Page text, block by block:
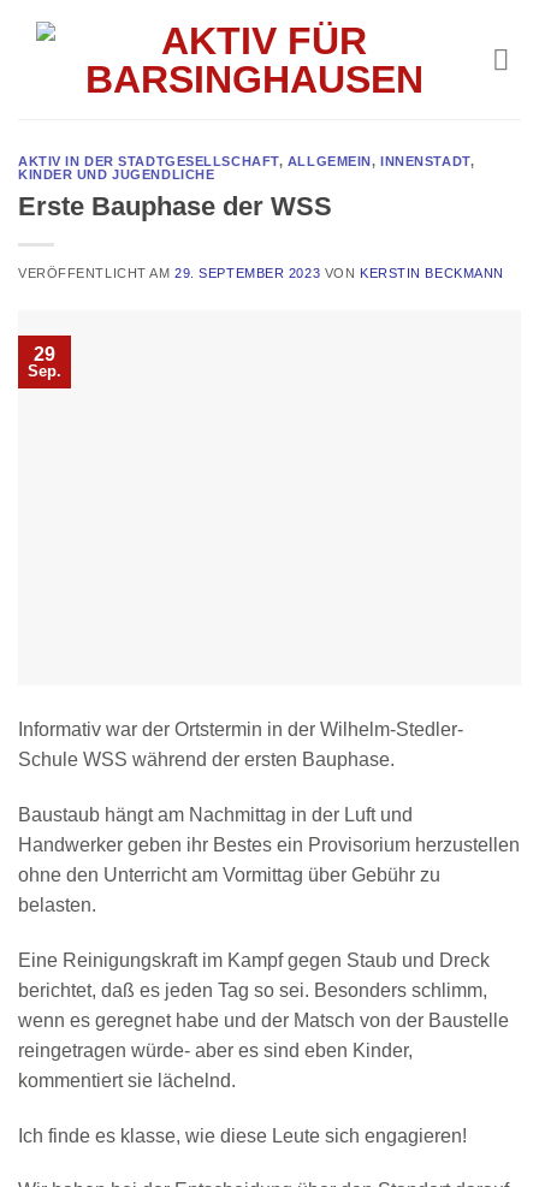
AKTIV IN DER STADTGESELLSCHAFT, ALLGEMEIN,INNENSTADT,
KINDER UND JUGENDLICHE
Erste Bauphase der WSS
VERÖFFENTLICHT AM29. SEPTEMBER 2023 VON KERSTIN BECKMANN
29
Sep.
Informativ war der Ortstermin in der Wilhelm-Stedler-
Schule WSS während der ersten Bauphase.
Baustaub hängt am Nachmittag in der Luft und
Handwerker geben ihr Bestes ein Provisorium herzustellen
ohne den Unterricht am Vormittag über Gebühr zu
belasten.
Eine Reinigungskraft im Kampf gegen Staub und Dreck
berichtet, daß es jeden Tag so sei. Besonders schlimm,
wenn es geregnet habe und der Matsch von der Baustelle
reingetragen würde- aber es sind eben Kinder,
kommentiert sie lächelnd.
Ich finde es klasse, wie diese Leute sich engagieren!